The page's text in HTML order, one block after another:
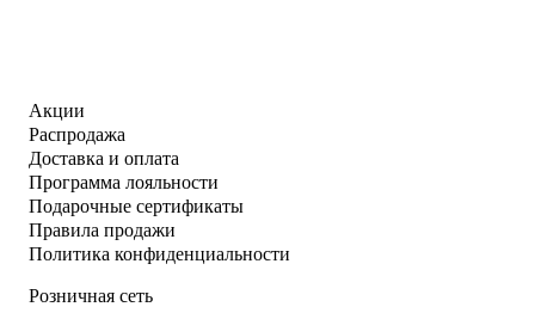
Акции
Распродажа
Доставка и оплата
Программа лояльности
Подарочные сертификаты
Правила продажи
Политика конфиденциальности
Розничная сеть